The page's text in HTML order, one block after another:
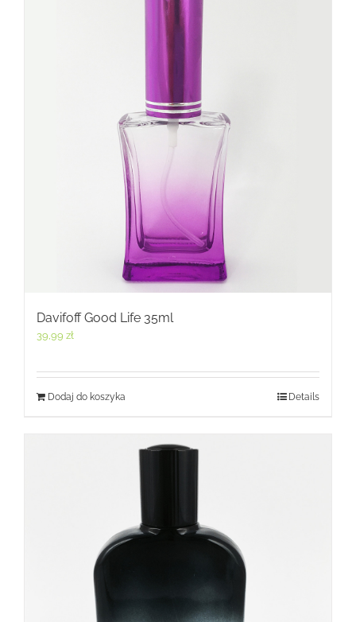
Davifoff Good Life 35ml
39,99 zł
Dodaj do koszyka Details